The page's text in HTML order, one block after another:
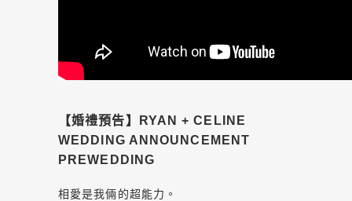
【婚禮預告】RYAN + CELINE
WEDDING ANNOUNCEMENT
PREWEDDING
相愛是我倆的超能力。